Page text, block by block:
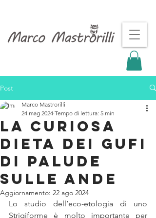
Post
La curiosa
dieta dei gufi
di palude
sulle Ande
Marco Mastrorilli
24 mag 2024 Tempo di lettura: 5 min
Aggiornamento: 22 ago 2024
Lo studio dell’eco-etologia di uno
Strigiforme è molto importante per